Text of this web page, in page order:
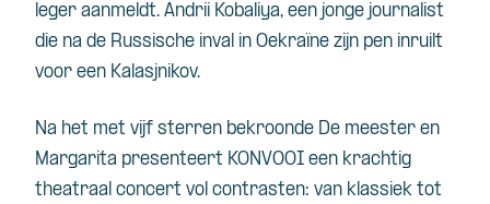
leger aanmeldt. Andrii Kobaliya, een jonge journalist
die na de Russische inval in Oekraïne zijn pen inruilt
voor een Kalasjnikov.
Na het met vijf sterren bekroonde De meester en
Margarita presenteert KONVOOI een krachtig
theatraal concert vol contrasten: van klassiek tot